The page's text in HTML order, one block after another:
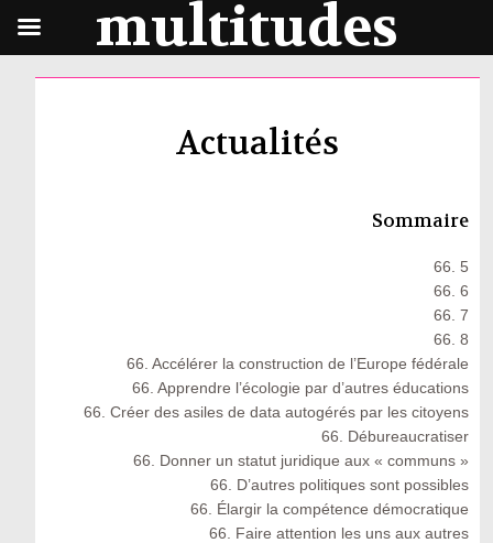
Actualités
Sommaire
66. 5
66. 6
66. 7
66. 8
66. Accélérer la construction de l’Europe fédérale
66. Apprendre l’écologie par d’autres éducations
66. Créer des asiles de data autogérés par les citoyens
66. Débureaucratiser
66. Donner un statut juridique aux « communs »
66. D’autres politiques sont possibles
66. Élargir la compétence démocratique
66. Faire attention les uns aux autres
multitudes